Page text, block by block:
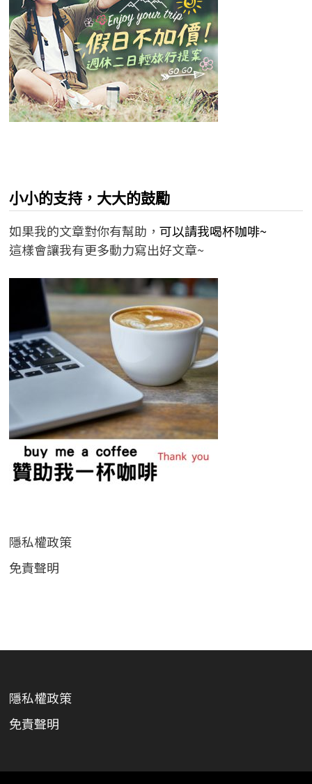
小小的支持，大大的鼓勵
如果我的文章對你有幫助， 可以請我喝杯咖啡~
這樣會讓我有更多動力寫出好文章~
隱私權政策
免責聲明
隱私權政策
免責聲明